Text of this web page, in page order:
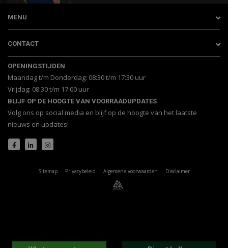
MENU
CONTACT
OPENINGSTIJDEN
Maandag t/m Donderdag: 08:30 t/m 17:30 uur
Vrijdag: 08:30 t/m 17:00 uur
BLIJF OP DE HOOGTE VAN VOORRAADUPDATES
Volg ons op social media en blijf op de hoogte van het laatste
nieuws en updates!
Sitemap Privacybeleid Algemene voorwaarden Disclaimer